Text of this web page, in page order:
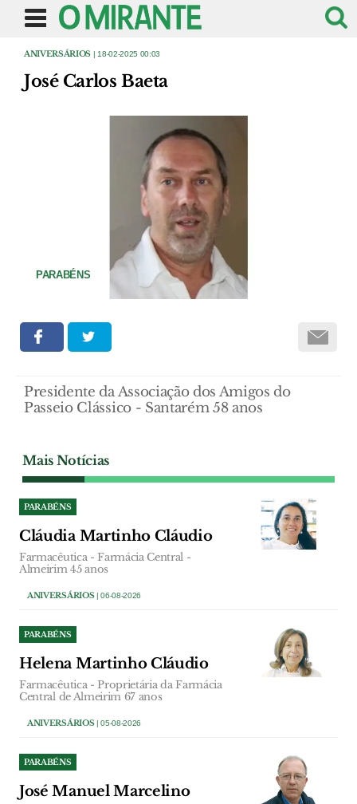
ANIVERSÁRIOS | 18-02-2025 00:03
José Carlos Baeta
PARABÉNS
Presidente da Associação dos Amigos do
Passeio Clássico - Santarém 58 anos
Mais Notícias
PARABÉNS
Cláudia Martinho Cláudio
Farmacêutica - Farmácia Central -
Almeirim 45 anos
ANIVERSÁRIOS| 06-08-2026
PARABÉNS
Helena Martinho Cláudio
Farmacêutica - Proprietária da Farmácia
Central de Almeirim 67 anos
ANIVERSÁRIOS| 05-08-2026
PARABÉNS
José Manuel Marcelino